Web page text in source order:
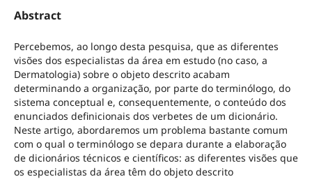
Abstract
Percebemos, ao longo desta pesquisa, que as diferentes
visões dos especialistas da área em estudo (no caso, a
Dermatologia) sobre o objeto descrito acabam
determinando a organização, por parte do terminólogo, do
sistema conceptual e, consequentemente, o conteúdo dos
enunciados definicionais dos verbetes de um dicionário.
Neste artigo, abordaremos um problema bastante comum
com o qual o terminólogo se depara durante a elaboração
de dicionários técnicos e científicos: as diferentes visões que
os especialistas da área têm do objeto descrito